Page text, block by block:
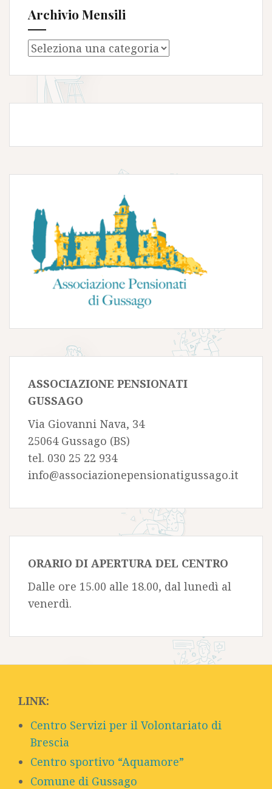
Archivio Mensili
Archivio
ASSOCIAZIONE PENSIONATI
GUSSAGO
Via Giovanni Nava, 34
25064 Gussago (BS)
tel. 030 25 22 934
info@associazionepensionatigussago.it
ORARIO DI APERTURA DEL CENTRO
Dalle ore 15.00 alle 18.00, dal lunedì al
venerdì.
LINK:
Centro Servizi per il Volontariato di
Brescia
Centro sportivo “Aquamore”
Comune di Gussago